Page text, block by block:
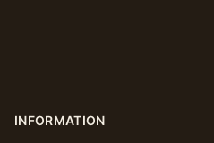
INFORMATION